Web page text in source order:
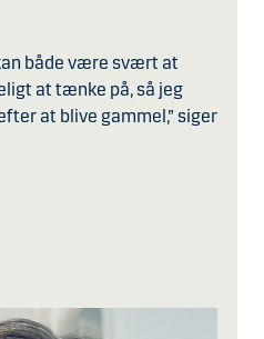
både være svært at
at tænke på, så jeg
at blive gammel,” siger